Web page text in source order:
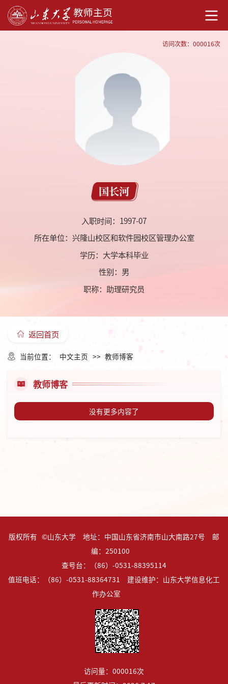
访问次数： 000016次
国长河
入职时间：1997-07
所在单位：兴隆山校区和软件园校区管理办公室
学历：大学本科毕业
性别：男
职称：助理研究员
返回首页
当前位置： 中文主页 >> 教师博客
教师博客
没有更多内容了
版权所有 ©山东大学 地址：中国山东省济南市山大南路27号 邮
编：250100
查号台：（86）-0531-88395114
值班电话：（86）-0531-88364731 建设维护：山东大学信息化工
作办公室
访问量： 000016次